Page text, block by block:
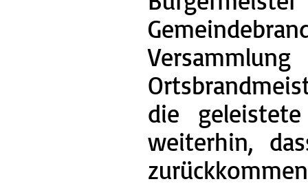
die
weiterhin,